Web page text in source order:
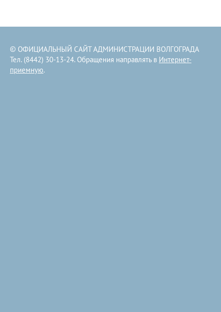
© ОФИЦИАЛЬНЫЙ САЙТ АДМИНИСТРАЦИИ ВОЛГОГРАДА
Тел. (8442) 30-13-24. Обращения направлять в Интернет-
приемную.